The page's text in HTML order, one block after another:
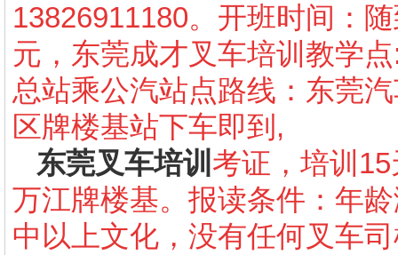
13826911180。开班时间：
元，东莞成才叉车培训教学
总站乘公汽站点路线：东莞
区牌楼基站下车即到,
东莞叉车培训 考证，培训
万江牌楼基。报读条件：年
中以上文化，没有任何叉车